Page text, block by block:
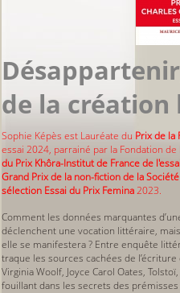
de la
Sophie Képès est Lauréate du Prix de la
essai 2024, parrainé par la Fondation
du Prix Khôra-Institut de France de
Grand Prix de la non-fiction de la
sélection Essai du Prix Femina2023.
Comment les données marquantes
déclenchent une vocation littéraire,
elle se manifestera ? Entre enquête
traque les sources cachées de
Virginia Woolf, Joyce Carol Oates,
fouillant dans les secrets des